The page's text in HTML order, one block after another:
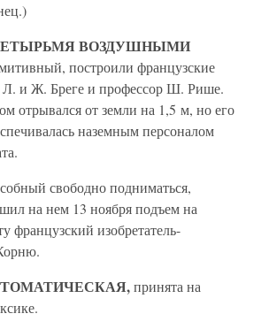
ВОЗДУШНЫМИ
построили французские
Л. и Ж. Бреге и профессор Ш. Рише.
отрывался от земли на 1,5 м, но его
наземным персоналом
свободно подниматься,
на нем 13 ноября подъем на
французский изобретатель-
принята на